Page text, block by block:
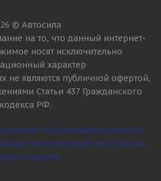
© Автосила
на то, что данный интернет-
носят исключительно
характер
не являются публичной офертой,
Статьи 437 Гражданского
кодекса РФ.